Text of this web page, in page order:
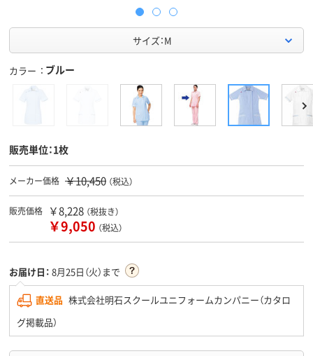
サイズ：M
カラー ブルー
販売単位：1枚
メーカー価格 ￥10,450 （税込）
販売価格 ￥8,228 （税抜き）
￥9,050 （税込）
お届け日： 8月25日（火）まで
直送品 株式会社明石スクールユニフォームカンパニー（カタロ
グ掲載品）